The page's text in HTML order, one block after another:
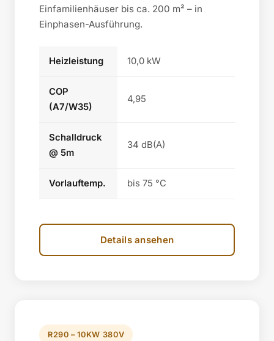
Einfamilienhäuser bis ca. 200 m² – in
Einphasen-Ausführung.
Heizleistung 10,0 kW
COP
(A7/W35)
4,95
Schalldruck
@ 5m
34 dB(A)
Vorlauftemp. bis 75 °C
Details ansehen
R290 – 10KW 380V